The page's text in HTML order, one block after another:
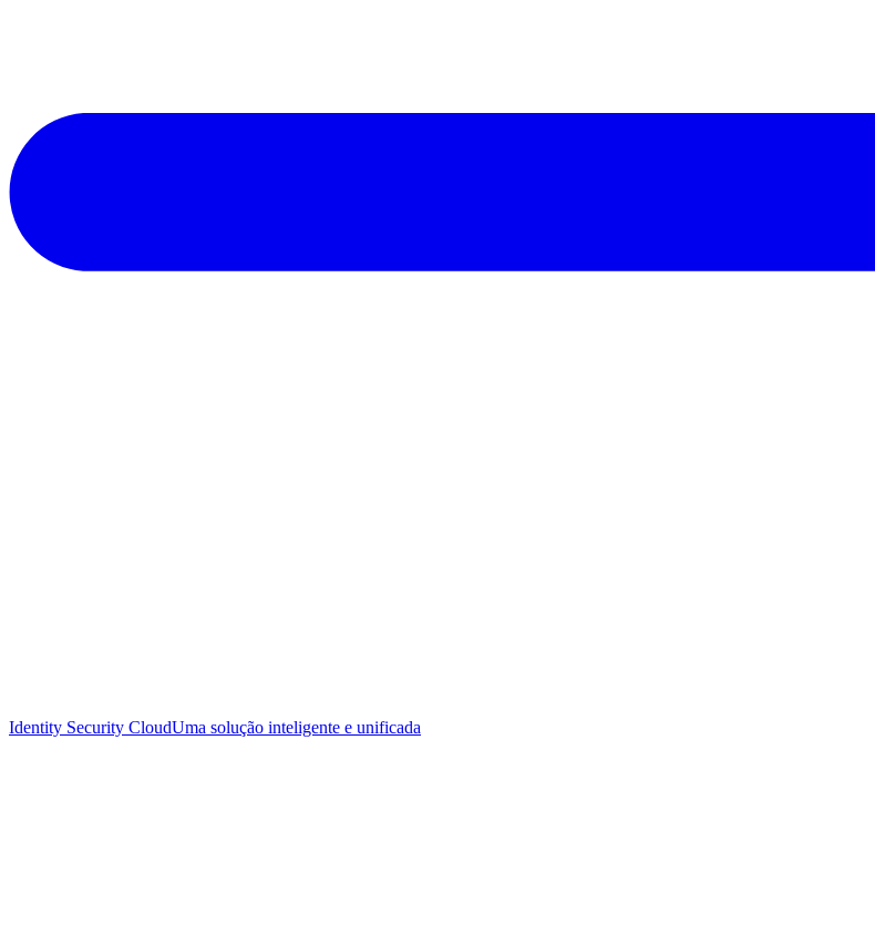
Identity Security CloudUma solução inteligente e unificada